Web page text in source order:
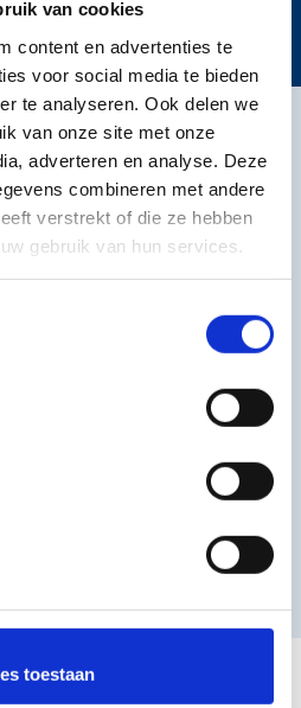
van cookies
content en advertenties te
voor social media te bieden
te analyseren. Ook delen we
van onze site met onze
adverteren en analyse. Deze
combineren met andere
verstrekt of die ze hebben
gebruik van hun services.
toestaan